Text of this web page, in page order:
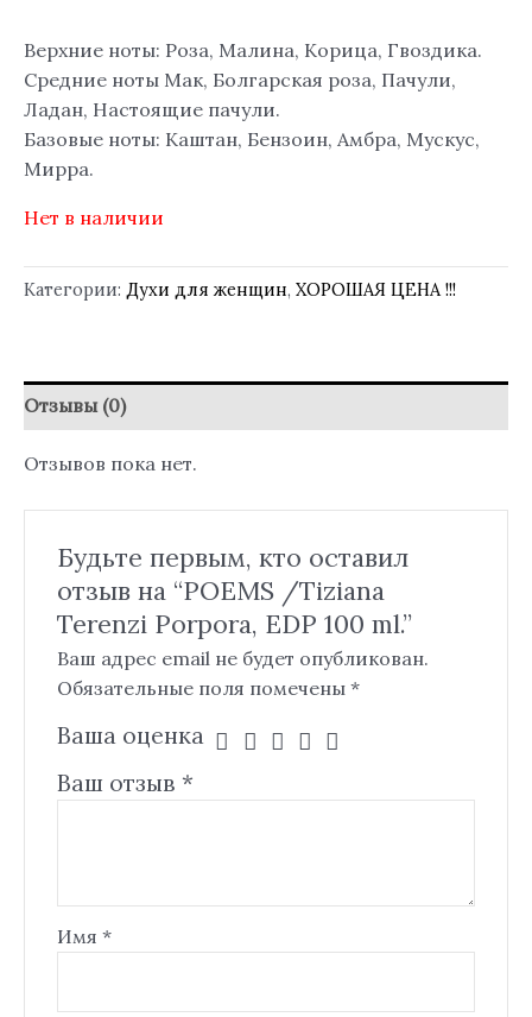
Верхние ноты: Роза, Малина, Корица, Гвоздика.
Средние ноты Мак, Болгарская роза, Пачули,
Ладан, Настоящие пачули.
Базовые ноты: Каштан, Бензоин, Амбра, Мускус,
Мирра.
Нет в наличии
Категории: Духи для женщин, ХОРОШАЯ ЦЕНА !!!
Отзывы (0)
Отзывов пока нет.
Будьте первым, кто оставил
отзыв на “POEMS /Tiziana
Terenzi Porpora, EDP 100 ml.”
Ваш адрес email не будет опубликован.
Обязательные поля помечены *
Ваша оценка
Ваш отзыв *
Имя *